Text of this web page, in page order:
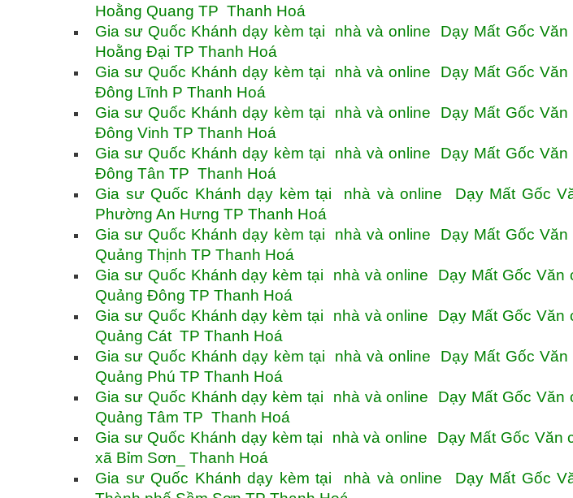
Hoằng Quang TP Thanh Hoá
Gia sư Quốc Khánh dạy kèm tại nhà và online Dạy Mất Gốc
Hoằng Đại TP Thanh Hoá
Gia sư Quốc Khánh dạy kèm tại nhà và online Dạy Mất Gốc
Đông Lĩnh P Thanh Hoá
Gia sư Quốc Khánh dạy kèm tại nhà và online Dạy Mất Gốc
Đông Vinh TP Thanh Hoá
Gia sư Quốc Khánh dạy kèm tại nhà và online Dạy Mất Gốc
Đông Tân TP Thanh Hoá
Gia sư Quốc Khánh dạy kèm tại nhà và online Dạy Mất Gốc
Phường An Hưng TP Thanh Hoá
Gia sư Quốc Khánh dạy kèm tại nhà và online Dạy Mất Gốc
Quảng Thịnh TP Thanh Hoá
Gia sư Quốc Khánh dạy kèm tại nhà và online Dạy Mất Gốc
Quảng Đông TP Thanh Hoá
Gia sư Quốc Khánh dạy kèm tại nhà và online Dạy Mất Gốc
Quảng Cát TP Thanh Hoá
Gia sư Quốc Khánh dạy kèm tại nhà và online Dạy Mất Gốc
Quảng Phú TP Thanh Hoá
Gia sư Quốc Khánh dạy kèm tại nhà và online Dạy Mất Gốc
Quảng Tâm TP Thanh Hoá
Gia sư Quốc Khánh dạy kèm tại nhà và online Dạy Mất Gốc Văn
xã Bỉm Sơn_ Thanh Hoá
Gia sư Quốc Khánh dạy kèm tại nhà và online Dạy Mất Gốc